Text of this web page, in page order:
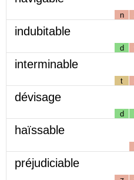
n
indubitable
d
interminable
t
dévisage
d
haïssable
préjudiciable